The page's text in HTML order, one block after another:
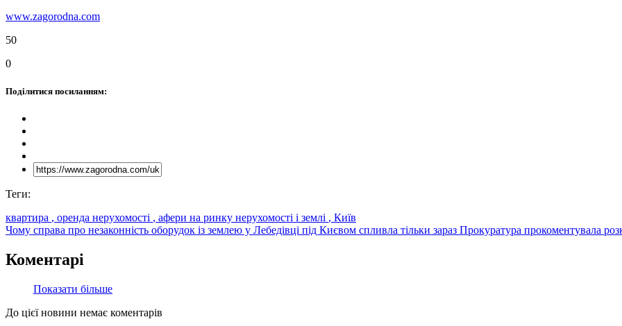
www.zagorodna.com
50
0
Поділитися посиланням:
Теги:
квартира , оренда нерухомості , афери на ринку нерухомості і землі , Київ
Чому справа про незаконність оборудок із землею у Лебедівці під Києвом спливла тільки зараз Прокуратура прокоментувала
Коментарі
Показати більше
До цієї новини немає коментарів